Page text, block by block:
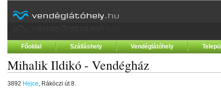
Főoldal Szálláshely Vendéglátóhely
Mihalik Ildikó - Vendégház
3892 Hejce, Rákóczi út 8.